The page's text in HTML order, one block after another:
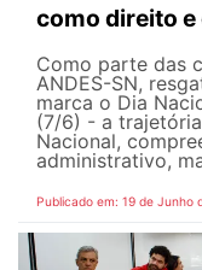
como direito
Como parte das
ANDES-SN,
marca o Dia
(7/6) - a
Nacional,
administrativo,
Publicado em: 19 de Junho